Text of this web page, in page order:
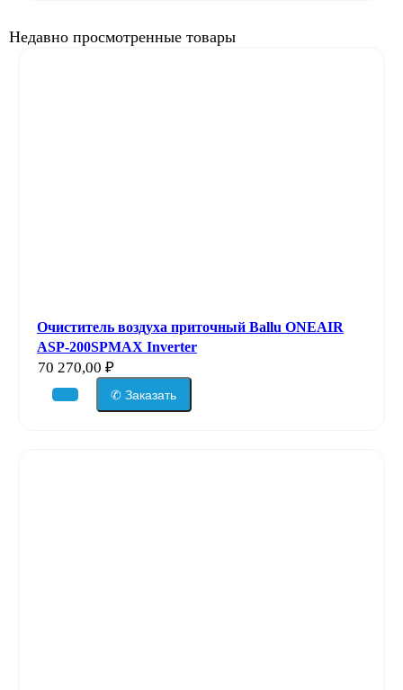
Недавно просмотренные товары
Очиститель воздуха приточный Ballu ONEAIR
ASP-200SPMAX Inverter
70 270,00 ₽
✆ Заказать